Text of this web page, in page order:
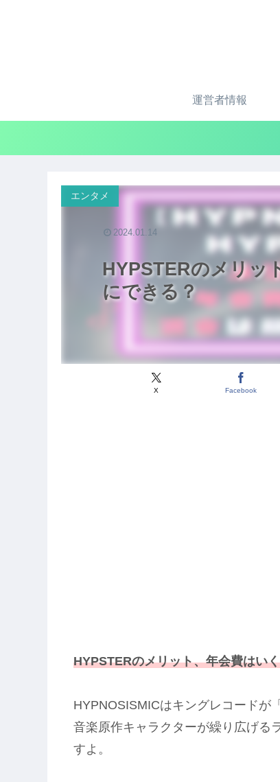
運営者情報
HYPSTERのメリッ
にできる？
エンタメ
X Facebook
2024.01.14
HYPSTERのメリット、年会費はい
HYPNOSISMICはキングレコードが
音楽原作キャラクターが繰り広げる
すよ。